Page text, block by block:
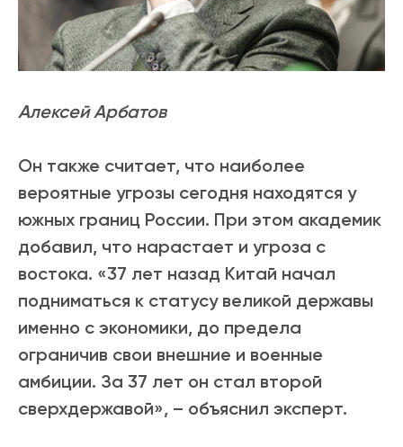
Алексей Арбатов
Он также считает, что наиболее
вероятные угрозы сегодня находятся у
южных границ России. При этом академик
добавил, что нарастает и угроза с
востока. «37 лет назад Китай начал
подниматься к статусу великой державы
именно с экономики, до предела
ограничив свои внешние и военные
амбиции. За 37 лет он стал второй
сверхдержавой», – объяснил эксперт.